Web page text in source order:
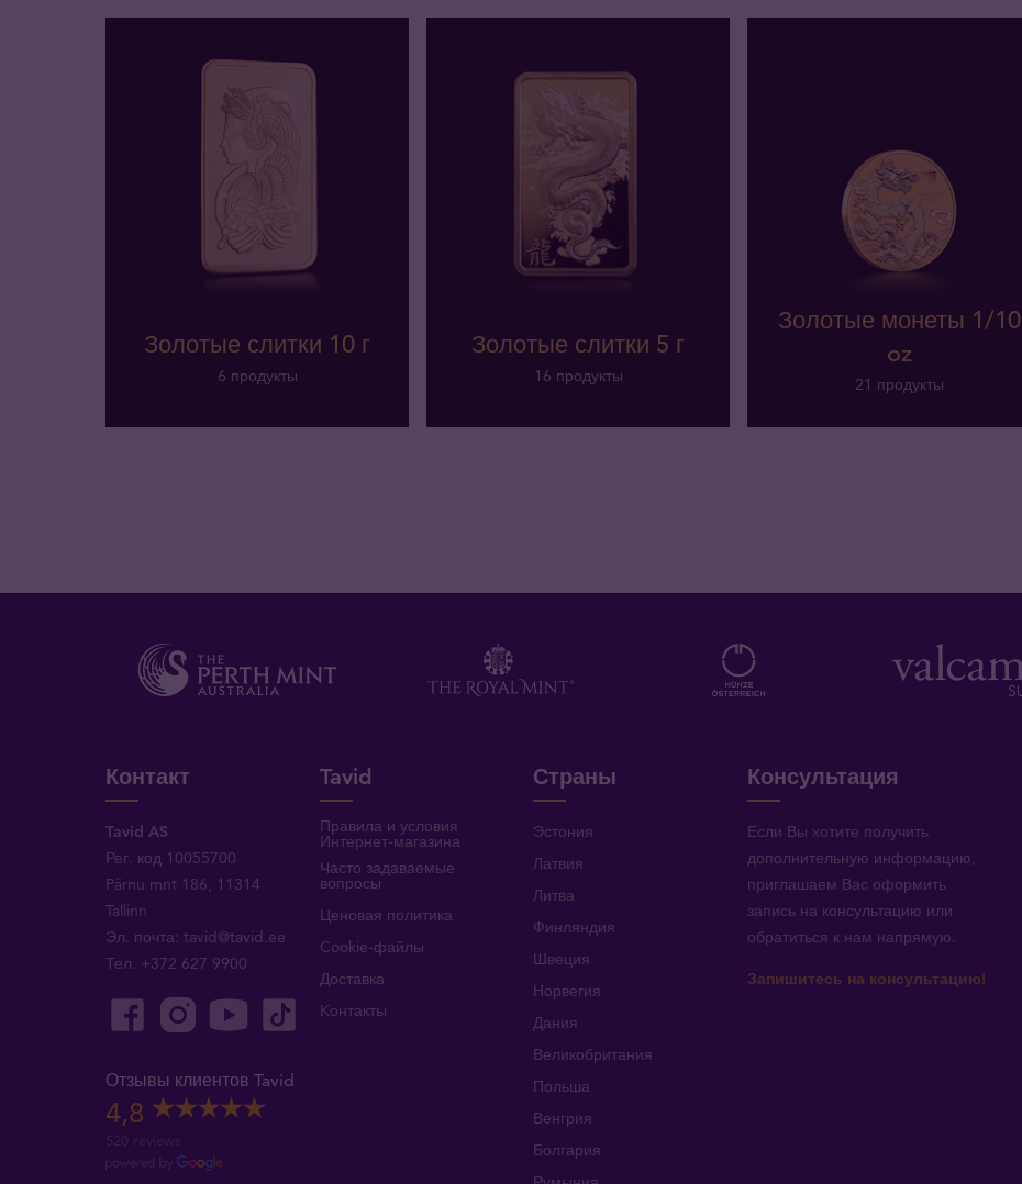
Золотые слитки 10 г
6 продукты
Золотые слитки 5 г
16 продукты
Золотые монеты 1/10
oz
21 продукты
Контакт
Tavid AS
Рег. код 10055700
Pärnu mnt 186, 11314
Tallinn
Эл. почта:tavid@tavid.ee
Тел. +372 627 9900
Отзывы клиентов Tavid
4,8
520 reviews
Tavid
Правила и условия
Интернет-магазина
Часто задаваемые
вопросы
Ценовая политика
Cookie-файлы
Доставка
Kонтакты
Страны
Эстония
Латвия
Литва
Финляндия
Швеция
Норвегия
Дания
Великобритания
Польша
Венгрия
Болгария
Консультация
Если Вы хотите получить
дополнительную информацию,
приглашаем Вас оформить
запись на консультацию или
обратиться к нам напрямую.
Запишитесь на консультацию!